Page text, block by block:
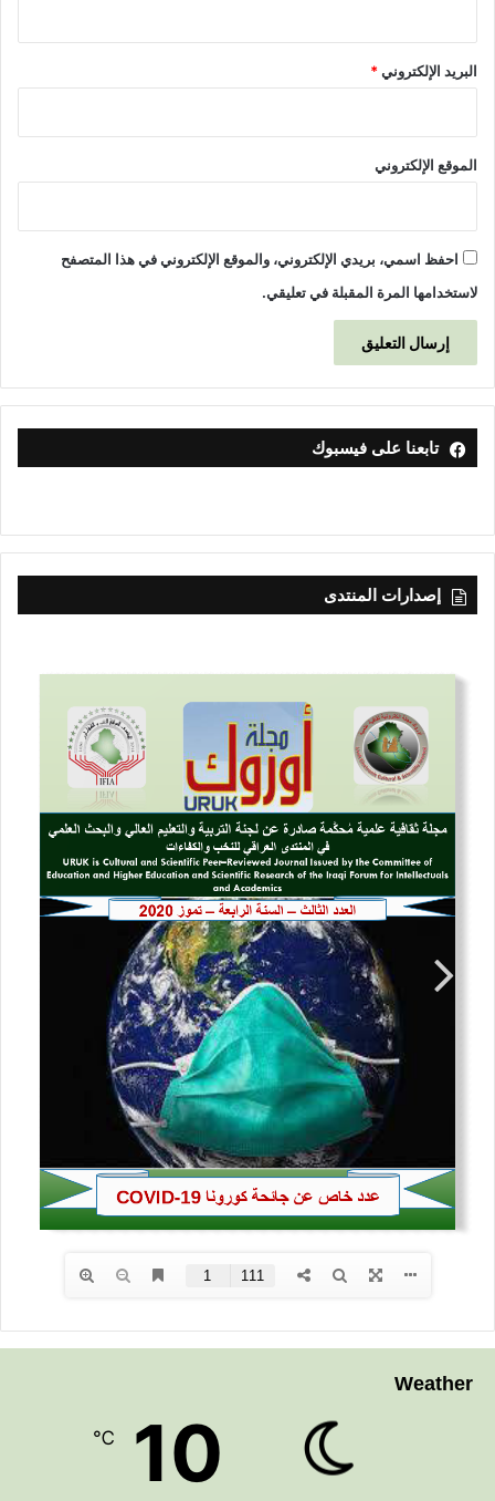
البريد الإلكتروني*
الموقع الإلكتروني
احفظ اسمي، بريدي الإلكتروني، والموقع الإلكتروني في هذا المتصفح
لاستخدامها المرة المقبلة في تعليقي.
تابعنا على فيسبوك
إصدارات المنتدى
Weather
10
℃